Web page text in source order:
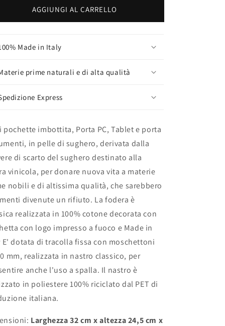
AGGIUNGI AL CARRELLO
Made in Italy
prime naturali e di alta qualità
Express
pochette imbottita, Porta PC, Tablet e porta
in pelle di sughero, derivata dalla
di scarto del sughero destinato alla
vinicola, per donare nuova vita a materie
nobili e di altissima qualità, che sarebbero
divenute un rifiuto. La fodera è
realizzata in 100% cotone decorata con
con logo impresso a fuoco e Made in
E' dotata di tracolla fissa con moschettoni
mm, realizzata in nastro classico, per
anche l'uso a spalla. Il nastro è
in poliestere 100% riciclato dal PET di
italiana.
Larghezza 32 cm x altezza 24,5 cm x